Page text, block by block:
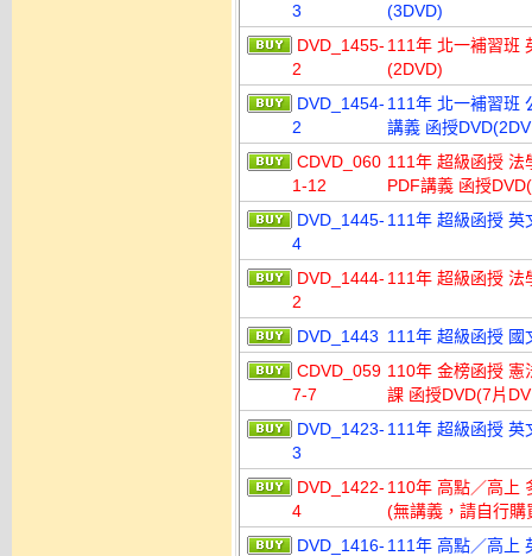
3
(3DVD)
DVD_1455-
2
111年 北一補習班
(2DVD)
DVD_1454-
2
111年 北一補習班
講義 函授
CDVD_060
1-12
111年 超級函授 法
PDF講義 函授
DVD_1445-
4
111年 超級函授 英
DVD_1444-
2
111年 超級函授 法
DVD_1443 111年 超級函授 國
CDVD_059
7-7
110年 金榜函授 憲
課 函授DVD(7片
DVD_1423-
3
111年 超級函授 英
DVD_1422-
4
110年 高點／高上
(無講義，請自行購
DVD_1416- 111年 高點／高上